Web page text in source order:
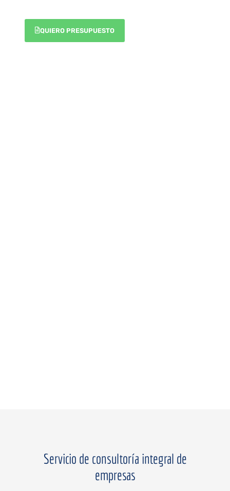
QUIERO PRESUPUESTO
Servicio de consultoría integral de
empresas